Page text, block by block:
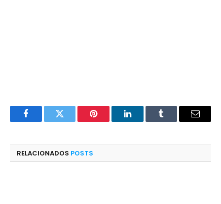
FacebookTwitter Pinterest LinkedInTumblr
E-
RELACIONADOS POSTS